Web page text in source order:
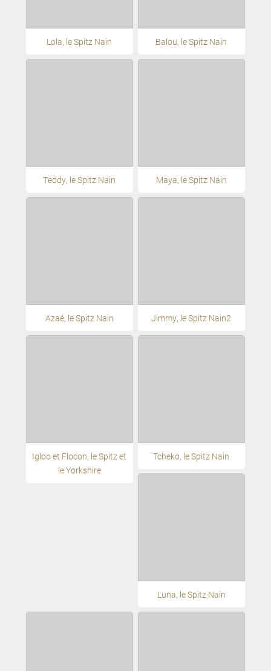
Lola, le Spitz Nain Balou, le Spitz Nain
Teddy, le Spitz Nain Maya, le Spitz Nain
Azaé, le Spitz Nain Jimmy, le Spitz Nain2
Igloo et Flocon, le Spitz et
le Yorkshire
Tcheko, le Spitz Nain
Luna, le Spitz Nain